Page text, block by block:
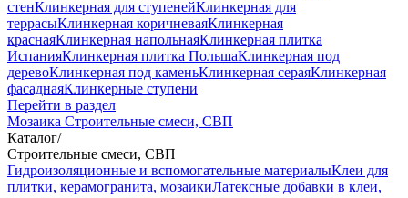
стенКлинкерная для ступенейКлинкерная для
террасыКлинкерная коричневаяКлинкерная
краснаяКлинкерная напольнаяКлинкерная плитка
ИспанияКлинкерная плитка ПольшаКлинкерная под
деревоКлинкерная под каменьКлинкерная сераяКлинкерная
фасаднаяКлинкерные ступени
Перейти в раздел
Мозаика Строительные смеси, СВП
Каталог/
Строительные смеси, СВП
Гидроизоляционные и вспомогательные материалыКлеи для
плитки, керамогранита, мозаикиЛатексные добавки в клеи,